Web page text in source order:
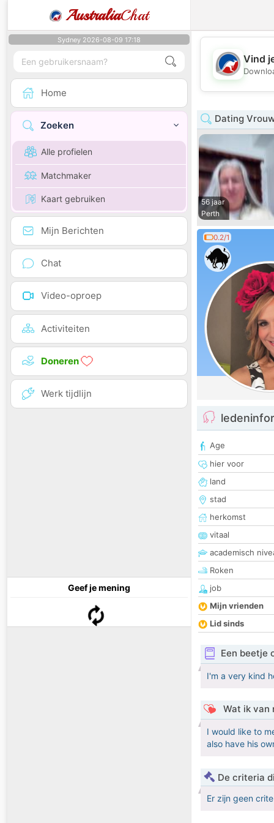
AustraliaChat
Sydney 2026-08-09 17:18
Home
Zoeken
Alle profielen
Matchmaker
Kaart gebruiken
Mijn Berichten
Chat
Video-oproep
Activiteiten
Doneren
Werk tijdlijn
Geef je mening
Vind
Dating
56 jaar
Perth
0.2/1
Age
hier voor
land
stad
herkomst
vitaal
academisch
Roken
job
Mijn vrienden
Lid sinds
Een beetje
I'm a very kind
Wat ik van
I would like to
also have his
De criteria
Er zijn geen